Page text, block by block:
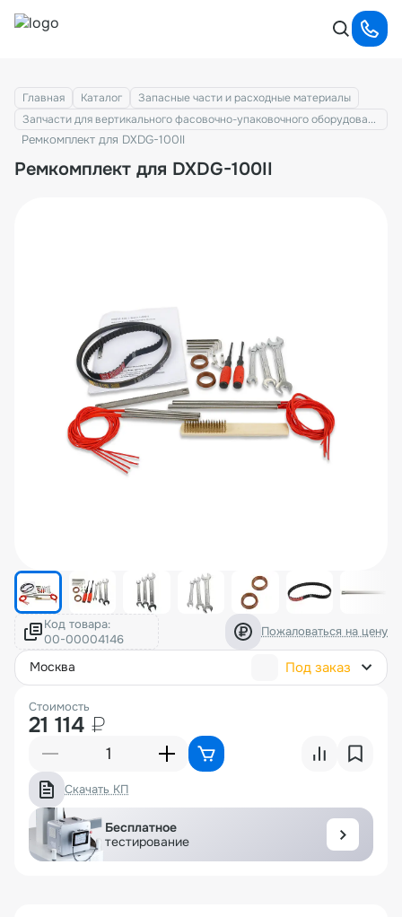
Главная Каталог Запасные части и расходные материалы
Запчасти для вертикального фасовочно-упаковочного оборудования
Ремкомплект для DXDG-100II
Ремкомплект для DXDG-100II
Код товара: Пожаловаться на цену
москва Под заказ
Стоимость
21 114 ₽
Скачать КП
Бесплатное
тестирование